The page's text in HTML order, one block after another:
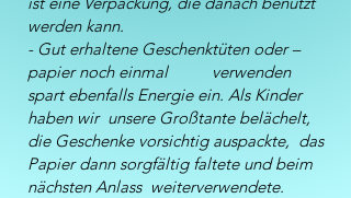
werden kann.
- Gut erhaltene Geschenktüten oder –
papier noch einmal verwenden
spart ebenfalls Energie ein. Als Kinder
haben wir unsere Großtante belächelt,
die Geschenke vorsichtig auspackte, das
Papier dann sorgfältig faltete und beim
nächsten Anlass weiterverwendete.